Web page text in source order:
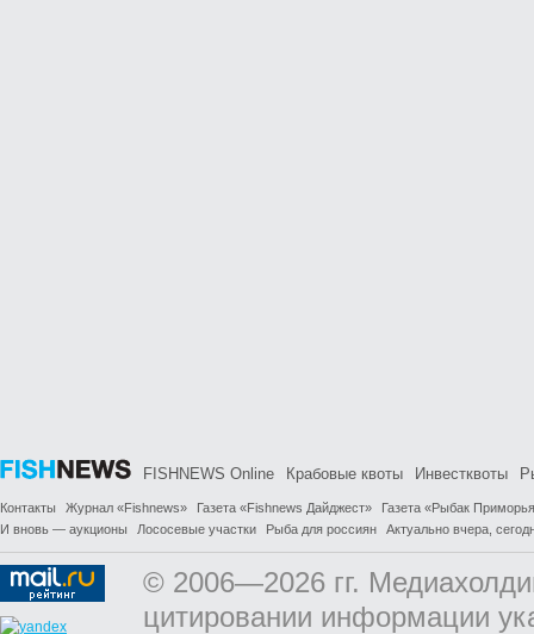
FISHNEWS Online Крабовые квоты Инвестквоты
Контакты Журнал «Fishnews» Газета «Fishnews Дайджест»
Газета «Рыбак
И вновь — аукционы
Лососевые участки Рыба для россиян Актуально вчера,
© 2006—2026 гг.
цитировании информации